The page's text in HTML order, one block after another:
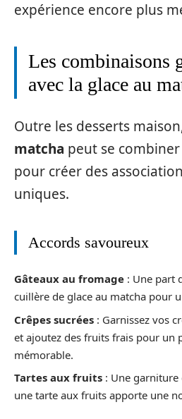
expérience encore plus
Les combinaisons
avec la glace au
Outre les desserts
matcha peut se
pour créer des
uniques.
Accords savoureux
Gâteaux au fromage : Une part
cuillère de glace au matcha pour
Crêpes sucrées : Garnissez vos
et ajoutez des fruits frais pour un
mémorable.
Tartes aux fruits : Une garniture
une tarte aux fruits apporte une